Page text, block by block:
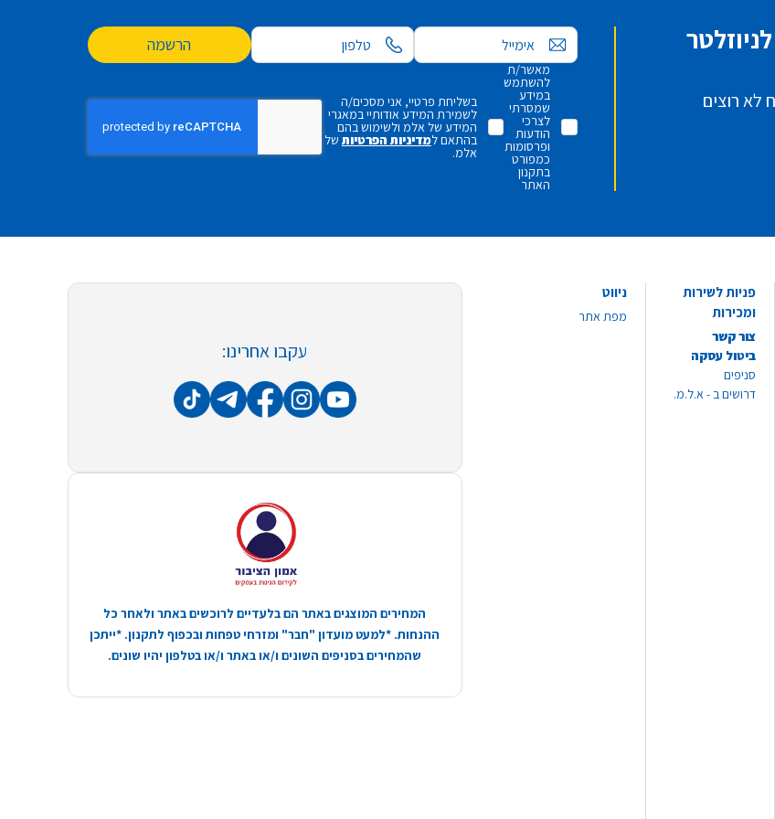
לא רוצים
אימייל הרשמה
מאשר/ת
להשתמש
במידע
שמסרתי
לצרכי
הודעות
ופרסומות
כמפורט
בתקנון
האתר
בשליחת פרטיי, אני מסכים/ה
לשמירת המידע אודותיי במאגרי
המידע של אלמ ולשימוש בהם
בהתאם למדיניות הפרטיות של
אלמ.
פניות לשירות
ומכירות
צור קשר
ביטול עסקה
סניפים
דרושים ב - א.ל.מ.
ניווט
מפת אתר
עקבו אחרינו:
המחירים המוצגים באתר הם בלעדיים לרוכשים באתר ולאחר כל
ההנחות. *למעט מועדון "חבר" ומזרחי טפחות ובכפוף לתקנון. *ייתכן
שהמחירים בסניפים השונים ו/או באתר ו/או בטלפון יהיו שונים.